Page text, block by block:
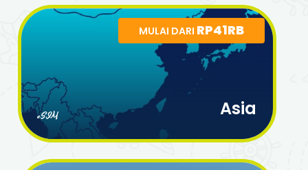
MULAI DARI RP41RB
eSIM Asia